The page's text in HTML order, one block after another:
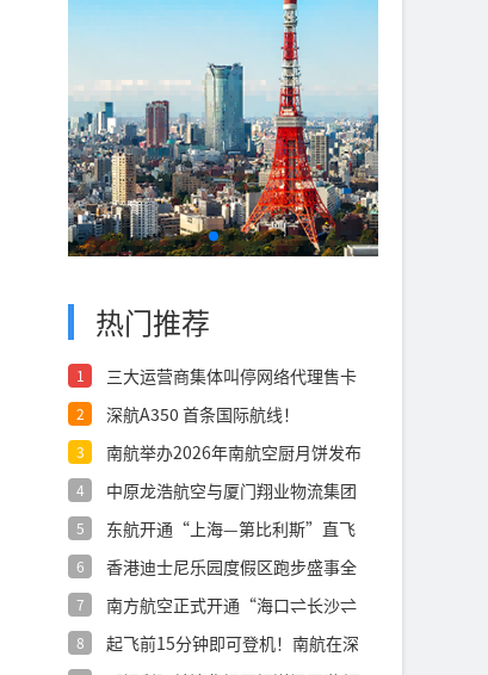
热门推荐
1 三大运营商集体叫停网络代理售卡
2 深航A350 首条国际航线！
3
南航举办2026年南航空厨月饼发布
4
中原龙浩航空与厦门翔业物流集团
5
东航开通“上海—第比利斯”直飞
6
香港迪士尼乐园度假区跑步盛事全
7
南方航空正式开通“海口⇌长沙⇌
8
起飞前15分钟即可登机！南航在深